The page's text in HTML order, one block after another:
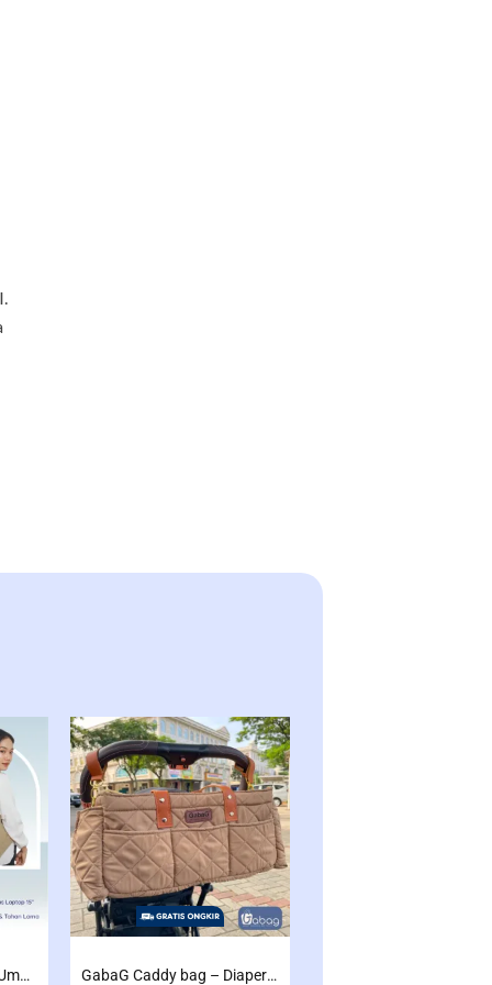
GabaG Tas Diaper Bag Umma – Blueberry – Khaki – Tas Perlengkapan Bayi | Tote Diaperbag GabaG Caddy bag – Diaper Bag Besar | multifungsi | Sekat Rapih dan luas